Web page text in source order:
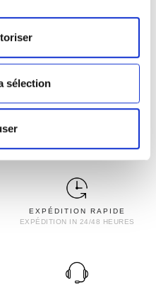
sélection
EXPÉDITION RAPIDE
EXPÉDITION IN 24/48 HEURES